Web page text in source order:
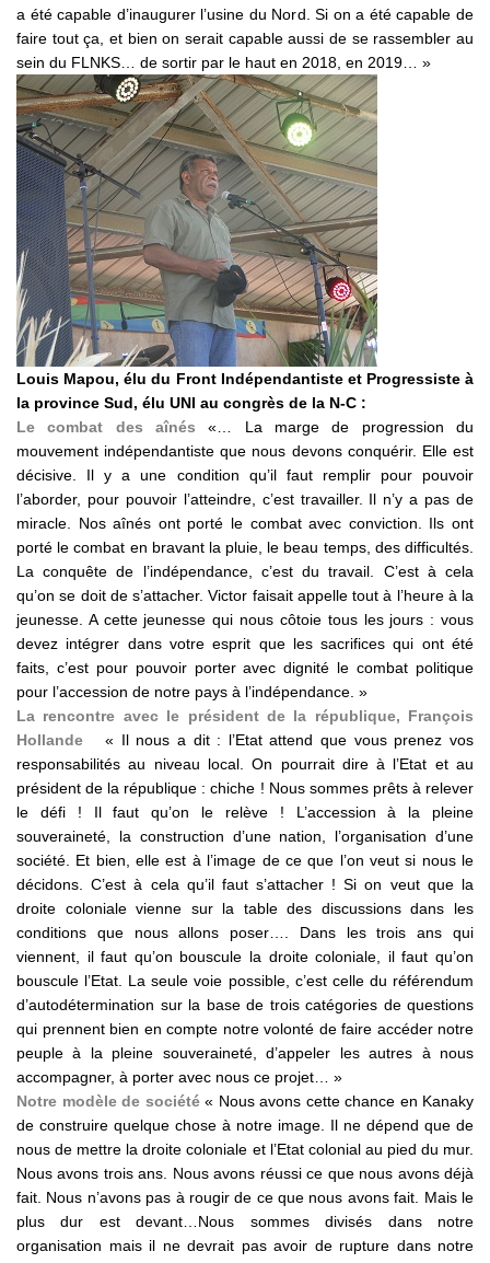
a été capable d’inaugurer l’usine du Nord. Si on a été capable de
faire tout ça, et bien on serait capable aussi de se rassembler au
sein du FLNKS… de sortir par le haut en 2018, en 2019… »
Louis Mapou, élu du Front Indépendantiste et Progressiste à
la province Sud, élu UNI au congrès de la N-C :
Le combat des aînés «… La marge de progression du
mouvement indépendantiste que nous devons conquérir. Elle est
décisive. Il y a une condition qu’il faut remplir pour pouvoir
l’aborder, pour pouvoir l’atteindre, c’est travailler. Il n’y a pas de
miracle. Nos aînés ont porté le combat avec conviction. Ils ont
porté le combat en bravant la pluie, le beau temps, des difficultés.
La conquête de l’indépendance, c’est du travail. C’est à cela
qu’on se doit de s’attacher. Victor faisait appelle tout à l’heure à la
jeunesse. A cette jeunesse qui nous côtoie tous les jours : vous
devez intégrer dans votre esprit que les sacrifices qui ont été
faits, c’est pour pouvoir porter avec dignité le combat politique
pour l’accession de notre pays à l’indépendance. »
La rencontre avec le président de la république, François
Hollande
« Il nous a dit : l’Etat attend que vous prenez vos
responsabilités au niveau local. On pourrait dire à l’Etat et au
président de la république : chiche ! Nous sommes prêts à relever
le défi ! Il faut qu’on le relève ! L’accession à la pleine
souveraineté, la construction d’une nation, l’organisation d’une
société. Et bien, elle est à l’image de ce que l’on veut si nous le
décidons. C’est à cela qu’il faut s’attacher ! Si on veut que la
droite coloniale vienne sur la table des discussions dans les
conditions que nous allons poser…. Dans les trois ans qui
viennent, il faut qu’on bouscule la droite coloniale, il faut qu’on
bouscule l’Etat. La seule voie possible, c’est celle du référendum
d’autodétermination sur la base de trois catégories de questions
qui prennent bien en compte notre volonté de faire accéder notre
peuple à la pleine souveraineté, d’appeler les autres à nous
accompagner, à porter avec nous ce projet… »
Notre modèle de société « Nous avons cette chance en Kanaky
de construire quelque chose à notre image. Il ne dépend que de
nous de mettre la droite coloniale et l’Etat colonial au pied du mur.
Nous avons trois ans. Nous avons réussi ce que nous avons déjà
fait. Nous n’avons pas à rougir de ce que nous avons fait. Mais le
plus dur est devant…Nous sommes divisés dans notre
organisation mais il ne devrait pas avoir de rupture dans notre